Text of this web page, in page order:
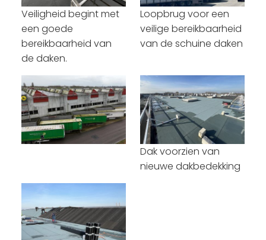
Veiligheid begint met
een goede
bereikbaarheid van
de daken.
Loopbrug voor een
veilige bereikbaarheid
van de schuine daken
Dak voorzien van
nieuwe dakbedekking